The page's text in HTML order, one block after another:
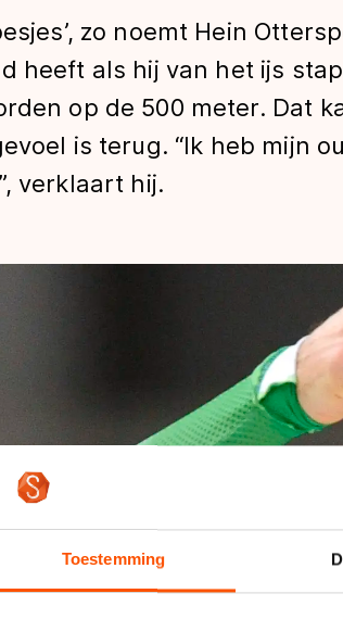
Toestemming
historie
op
Spelen
zo noemt Hein
heeft als hij van het ijs
op de 500 meter. Dat
is terug. “Ik heb mijn
verklaart hij.